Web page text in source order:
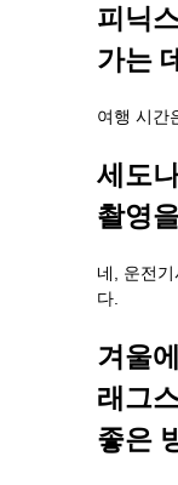
피닉
가는
여행 시간
세도
촬영
네, 운전
다.
겨울
래그
좋은